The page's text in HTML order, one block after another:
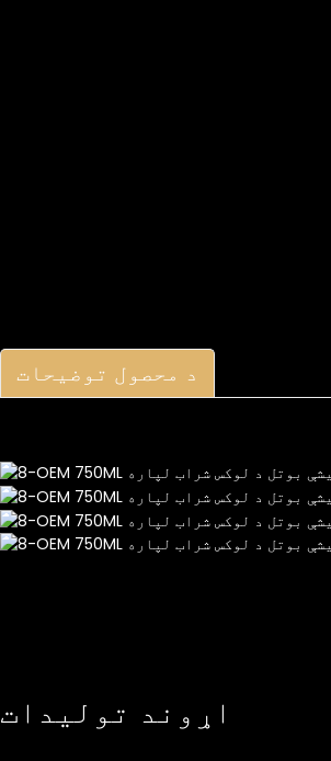
د محصول توضیحات
اړوند توليدات